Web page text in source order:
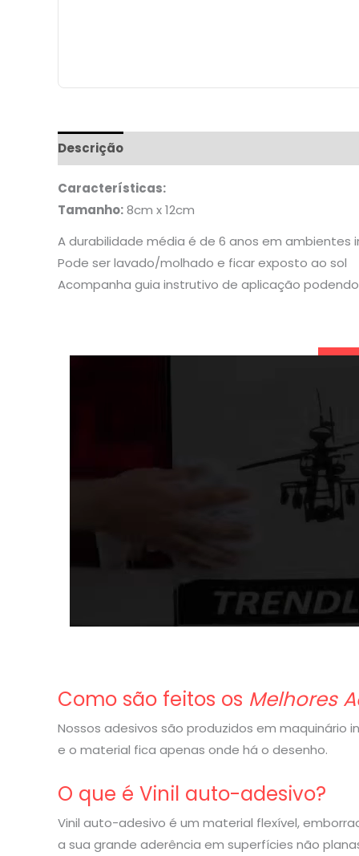
Descrição
Características:
Tamanho:8cm x 12cm
A durabilidade média é de 6 anos em
Pode ser lavado/molhado e ficar exposto ao sol
Acompanha guia instrutivo de aplicação
Como são feitos os Melhores
Nossos adesivos são produzidos em maquinário
e o material fica apenas onde há o desenho.
O que é Vinil auto-adesivo?
Vinil auto-adesivo é um material flexível,
a sua grande aderência em superfícies não